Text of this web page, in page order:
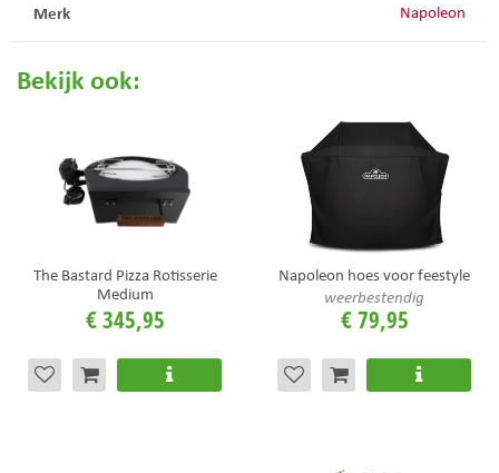
Merk Napoleon
Bekijk ook:
The Bastard Pizza Rotisserie
Medium
€345,95
Napoleon hoes voor feestyle
weerbestendig
€79,95